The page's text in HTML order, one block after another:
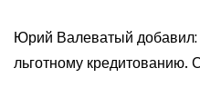
Юрий Валеватый добавил:
льготному кредитованию.